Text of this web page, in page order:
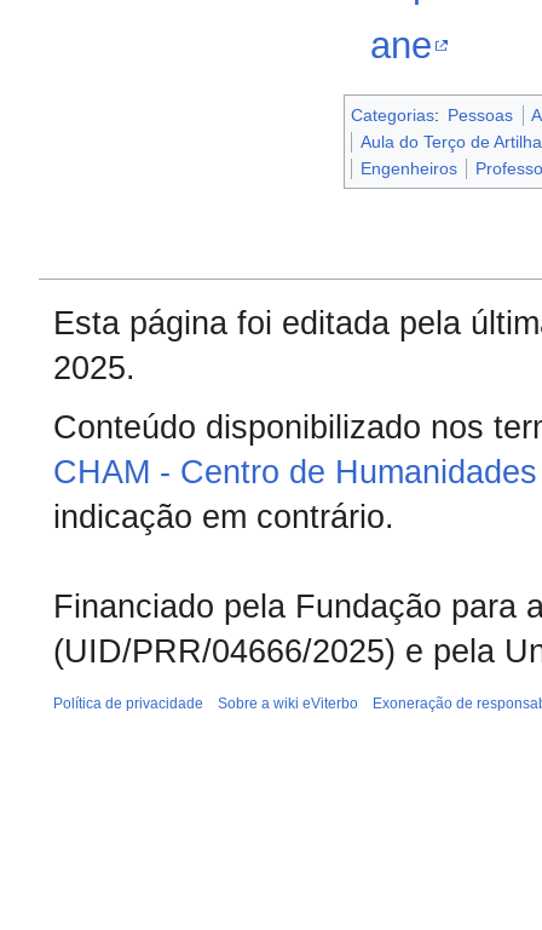
ane
Categorias: Pessoas
Aula do Terço de
Engenheiros
Esta página foi editada pela
2025.
Conteúdo disponibilizado nos
CHAM - Centro de
indicação em contrário.
Financiado pela Fundação para
(UID/PRR/04666/2025) e pela
Política de privacidade Sobre a wiki eViterbo Exoneração de